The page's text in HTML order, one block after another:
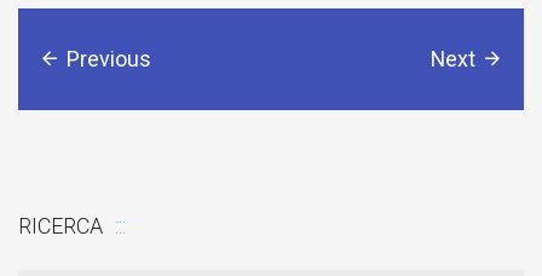
Previous Next
RICERCA